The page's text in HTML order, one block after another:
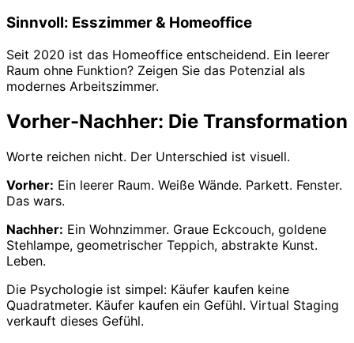
Sinnvoll: Esszimmer & Homeoffice
Seit 2020 ist das Homeoffice entscheidend. Ein leerer
Raum ohne Funktion? Zeigen Sie das Potenzial als
modernes Arbeitszimmer.
Vorher-Nachher: Die Transformation
Worte reichen nicht. Der Unterschied ist visuell.
Vorher: Ein leerer Raum. Weiße Wände. Parkett. Fenster.
Das wars.
Nachher: Ein Wohnzimmer. Graue Eckcouch, goldene
Stehlampe, geometrischer Teppich, abstrakte Kunst.
Leben.
Die Psychologie ist simpel: Käufer kaufen keine
Quadratmeter. Käufer kaufen ein Gefühl. Virtual Staging
verkauft dieses Gefühl.